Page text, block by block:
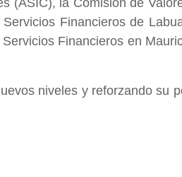
(ASIC), la Comisión de
Financieros de
Financieros en
niveles y reforzando su